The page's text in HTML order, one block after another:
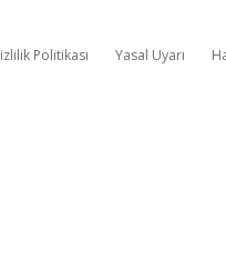
Politikası Yasal Uyarı